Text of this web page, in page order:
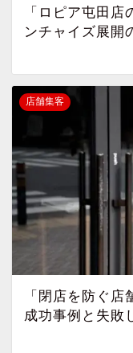
「ロピア屯田
ンチャイズ展開
店舗集客
「閉店を防ぐ
成功事例と失敗